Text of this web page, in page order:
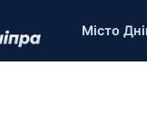
Місто